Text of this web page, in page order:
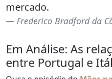
mercado.
Frederico Bradford da
Em Análise: As
entre Portugal e